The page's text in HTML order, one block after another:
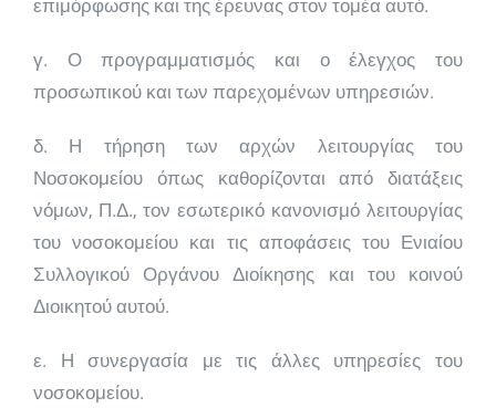
επιμόρφωσης και της έρευνας στον τομέα αυτό.
γ. Ο προγραμματισμός και ο έλεγχος του
προσωπικού και των παρεχομένων υπηρεσιών.
δ. Η τήρηση των αρχών λειτουργίας του
Νοσοκομείου όπως καθορίζονται από διατάξεις
νόμων, Π.Δ., τον εσωτερικό κανονισμό λειτουργίας
του νοσοκομείου και τις αποφάσεις του Ενιαίου
Συλλογικού Οργάνου Διοίκησης και του κοινού
Διοικητού αυτού.
ε. Η συνεργασία με τις άλλες υπηρεσίες του
νοσοκομείου.